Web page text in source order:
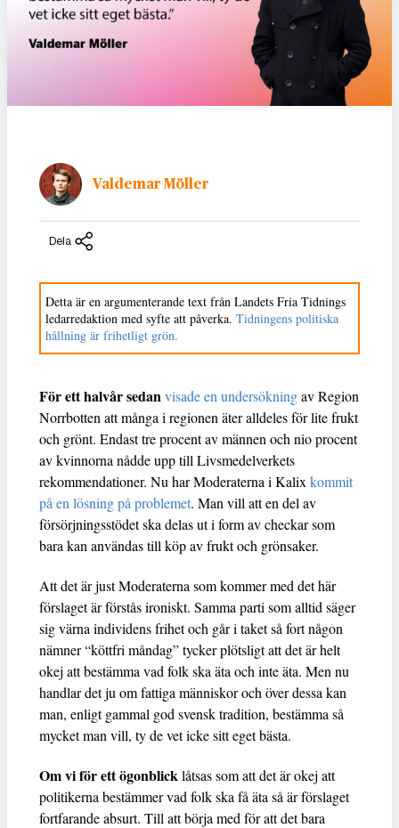
Valdemar Möller
Dela
Detta är en argumenterande text från Landets Fria Tidnings
ledarredaktion med syfte att påverka. Tidningens politiska
hållning är frihetligt grön.
För ett halvår sedan visade en undersökningav Region
Norrbotten att många i regionen äter alldeles för lite frukt
och grönt. Endast tre procent av männen och nio procent
av kvinnorna nådde upp till Livsmedelverkets
rekommendationer. Nu har Moderaterna i Kalix kommit
på en lösning på problemet. Man vill att en del av
försörjningsstödet ska delas ut i form av checkar som
bara kan användas till köp av frukt och grönsaker.
Att det är just Moderaterna som kommer med det här
förslaget är förstås ironiskt. Samma parti som alltid säger
sig värna individens frihet och går i taket så fort någon
nämner “köttfri måndag” tycker plötsligt att det är helt
okej att bestämma vad folk ska äta och inte äta. Men nu
handlar det ju om fattiga människor och över dessa kan
man, enligt gammal god svensk tradition, bestämma så
mycket man vill, ty de vet icke sitt eget bästa.
Om vi för ett ögonblick låtsas som att det är okej att
politikerna bestämmer vad folk ska få äta så är förslaget
fortfarande absurt. Till att börja med för att det bara